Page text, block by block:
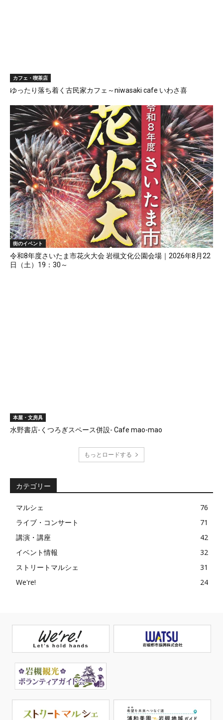
カフェ・喫茶店
ゆったり落ち着く古民家カフェ～niwasaki cafe いわさ喜
街のイベント
令和8年度さいたま市花火大会 岩槻文化公園会場｜2026年8月22
日（土）19：30～
本屋・文房具
水野書店-くつろぎスペース併設- Cafe mao-mao
もっとロードする
カテゴリー
マルシェ
76
ライブ・コンサート
71
講演・講座
42
イベント情報
32
ストリートマルシェ
31
We're!
24